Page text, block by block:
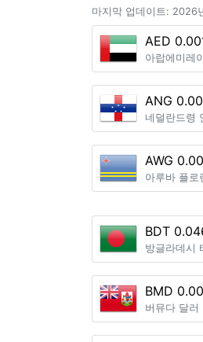
마지막 업데이트: 2026
AED
아랍에미레
ANG
네덜란드령
AWG
아루바 플로
BDT
방글라데시
BMD
버뮤다 달러